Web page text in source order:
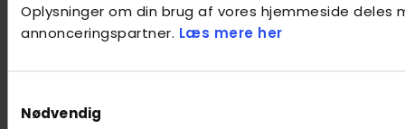
Oplysninger om din brug af vores hjemmeside deles
annonceringspartner. Læs mere her
Nødvendig